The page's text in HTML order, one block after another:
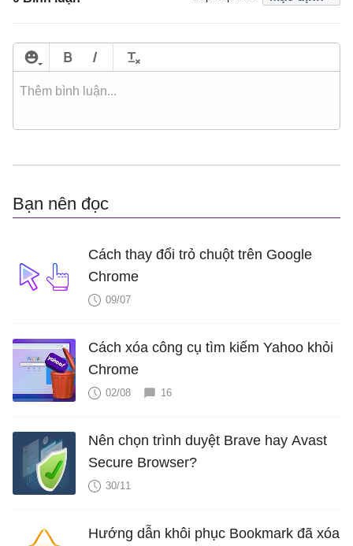
Bạn nên đọc
Cách thay đổi trỏ chuột trên Google
Chrome
09/07
Cách xóa công cụ tìm kiếm Yahoo khỏi
Chrome
02/08 16
Nên chọn trình duyệt Brave hay Avast
Secure Browser?
30/11
Hướng dẫn khôi phục Bookmark đã xóa